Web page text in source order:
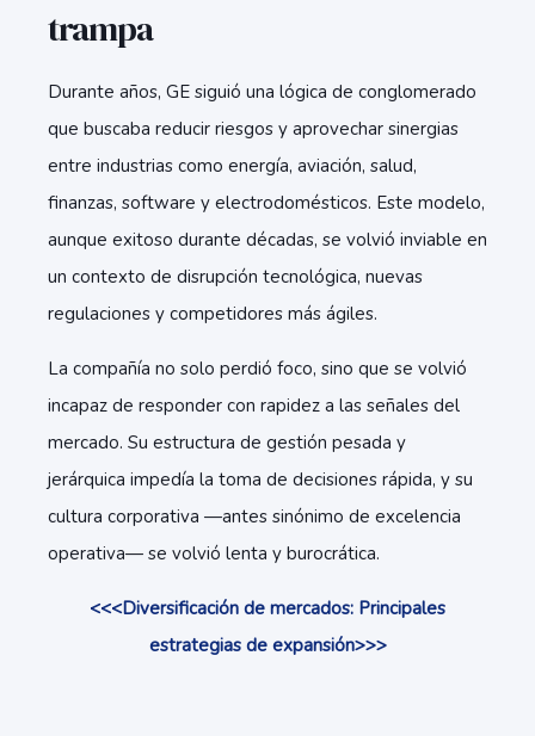
trampa
Durante años, GE siguió una lógica de conglomerado
que buscaba reducir riesgos y aprovechar sinergias
entre industrias como energía, aviación, salud,
finanzas, software y electrodomésticos. Este modelo,
aunque exitoso durante décadas, se volvió inviable en
un contexto de disrupción tecnológica, nuevas
regulaciones y competidores más ágiles.
La compañía no solo perdió foco, sino que se volvió
incapaz de responder con rapidez a las señales del
mercado. Su estructura de gestión pesada y
jerárquica impedía la toma de decisiones rápida, y su
cultura corporativa —antes sinónimo de excelencia
operativa— se volvió lenta y burocrática.
<<<Diversificación de mercados: Principales
estrategias de expansión>>>